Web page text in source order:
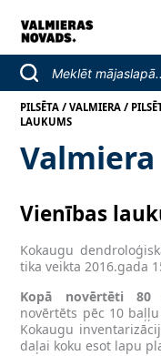
PILSĒTA /VALMIERA /
LAUKUMS
Valmiera
Vienības
Kokaugu
tika veikta 2016.gada
Kopā novērtēti 80
novērtēts pēc 10
Kokaugu
daļai koku esot lapu